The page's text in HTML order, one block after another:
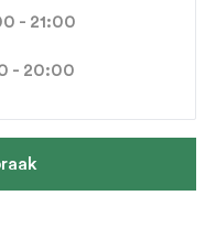
- 21:00
- 20:00